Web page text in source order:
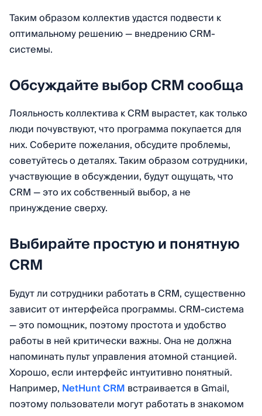
Таким образом коллектив удастся подвести к
оптимальному решению — внедрению CRM-
системы.
Обсуждайте выбор CRM сообща
Лояльность коллектива к CRM вырастет, как только
люди почувствуют, что программа покупается для
них. Соберите пожелания, обсудите проблемы,
советуйтесь о деталях. Таким образом сотрудники,
участвующие в обсуждении, будут ощущать, что
CRM — это их собственный выбор, а не
принуждение сверху.
Выбирайте простую и понятную
CRM
Будут ли сотрудники работать в CRM, существенно
зависит от интерфейса программы. CRM-система
— это помощник, поэтому простота и удобство
работы в ней критически важны. Она не должна
напоминать пульт управления атомной станцией.
Хорошо, если интерфейс интуитивно понятный.
Например, NetHunt CRM встраивается в Gmail,
поэтому пользователи могут работать в знакомом